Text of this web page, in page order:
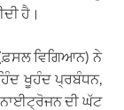
ਹੈ।
ਵਿਗਿਆਨ) ਨੇ
ਖੂਹੰਦ ਪ੍ਰਬੰਧਨ,
ਨਾਈਟ੍ਰੋਜਨ ਦੀ ਘੱਟ